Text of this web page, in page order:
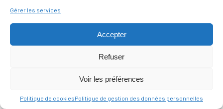
Gérer les services
Accepter
Refuser
Voir les préférences
Politique de cookiesPolitique de gestion des données personnelles